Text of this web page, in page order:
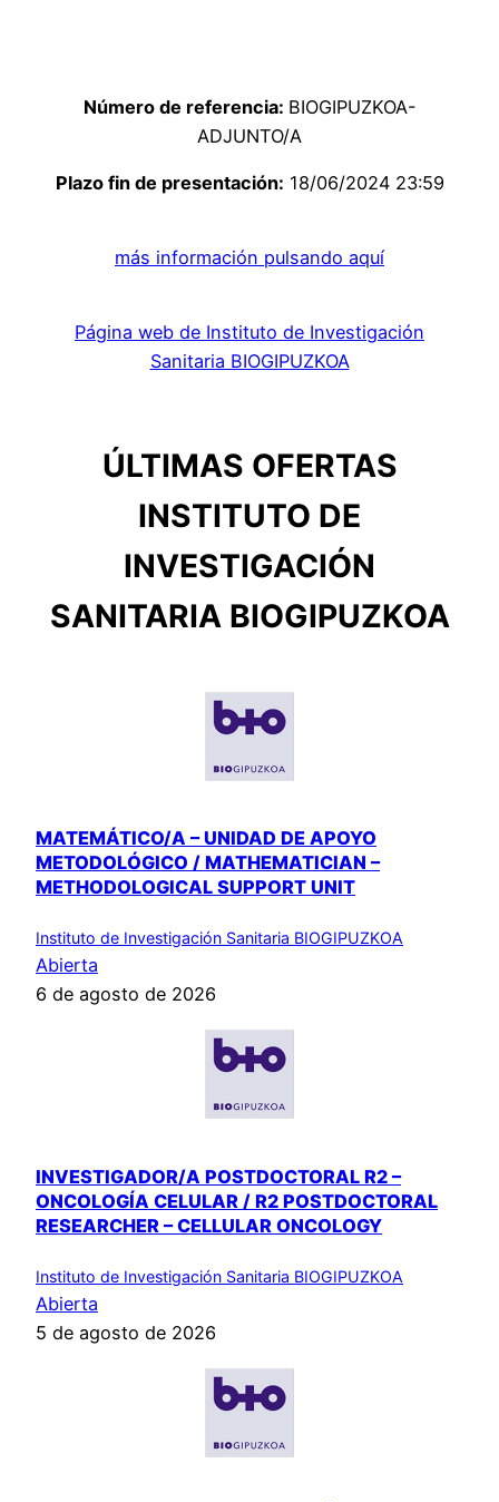
Número de referencia: BIOGIPUZKOA-
ADJUNTO/A
Plazo fin de presentación: 18/06/2024 23:59
más información pulsando aquí
Página web de Instituto de Investigación
Sanitaria BIOGIPUZKOA
ÚLTIMAS OFERTAS
INSTITUTO DE
INVESTIGACIÓN
SANITARIA BIOGIPUZKOA
MATEMÁTICO/A – UNIDAD DE APOYO
METODOLÓGICO / MATHEMATICIAN –
METHODOLOGICAL SUPPORT UNIT
Instituto de Investigación Sanitaria BIOGIPUZKOA
Abierta
6 de agosto de 2026
INVESTIGADOR/A POSTDOCTORAL R2 –
ONCOLOGÍA CELULAR / R2 POSTDOCTORAL
RESEARCHER – CELLULAR ONCOLOGY
Instituto de Investigación Sanitaria BIOGIPUZKOA
Abierta
5 de agosto de 2026